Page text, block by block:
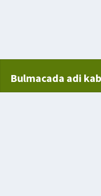
Bulmacada adi